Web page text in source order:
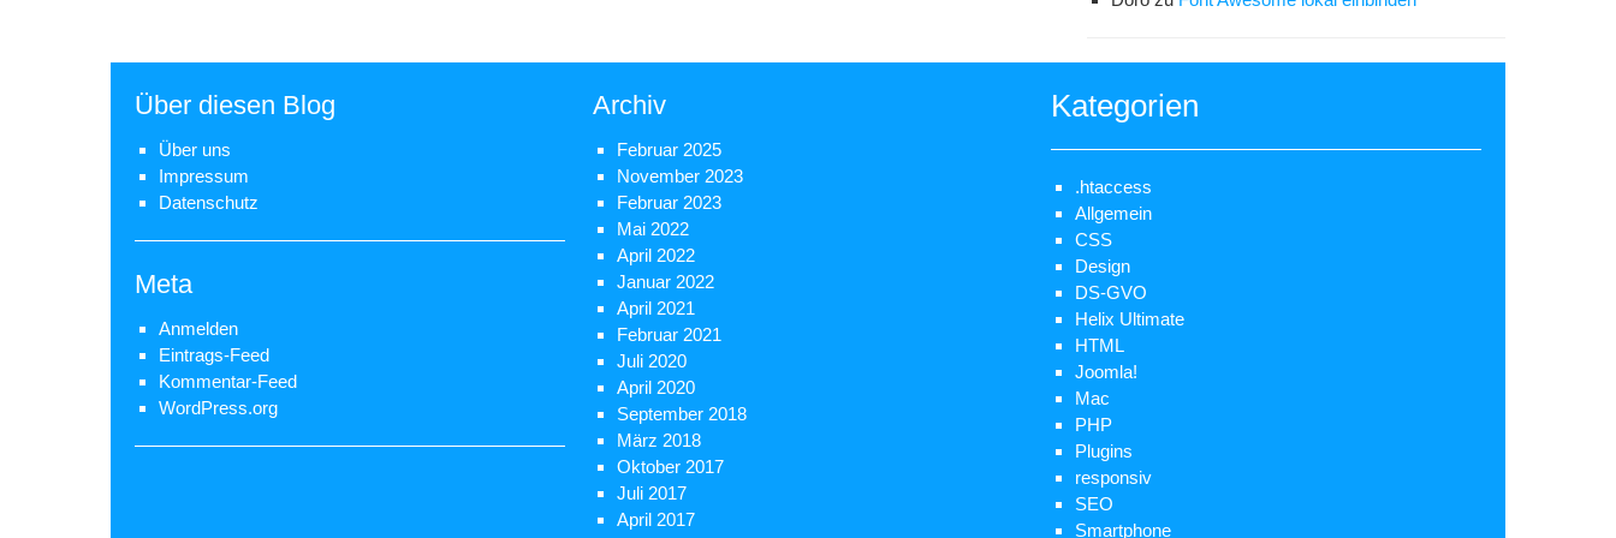
Über diesen Blog
Über uns
Impressum
Datenschutz
Meta
Anmelden
Eintrags-Feed
Kommentar-Feed
WordPress.org
Archiv
Februar 2025
November 2023
Februar 2023
Mai 2022
April 2022
Januar 2022
April 2021
Februar 2021
Juli 2020
April 2020
September 2018
März 2018
Oktober 2017
Juli 2017
April 2017
Kategorien
.htaccess
Allgemein
CSS
Design
DS-GVO
Helix Ultimate
HTML
Joomla!
Mac
PHP
Plugins
responsiv
SEO
Smartphone